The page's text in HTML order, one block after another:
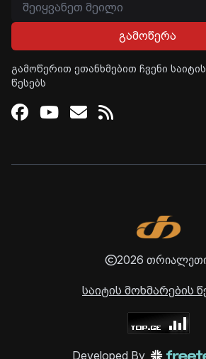
გამოწერა
გამოწერით ეთანხმებით ჩვენი
წესებს
Facebook
Youtube
Email
RSS
2026
საიტის მოხმარების
Developed By